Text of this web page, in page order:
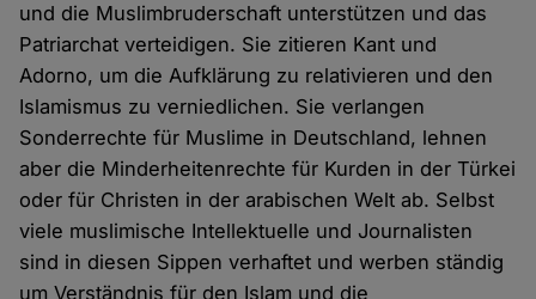
und die Muslimbruderschaft unterstützen und das
Patriarchat verteidigen. Sie zitieren Kant und
Adorno, um die Aufklärung zu relativieren und den
Islamismus zu verniedlichen. Sie verlangen
Sonderrechte für Muslime in Deutschland, lehnen
aber die Minderheitenrechte für Kurden in der Türkei
oder für Christen in der arabischen Welt ab. Selbst
viele muslimische Intellektuelle und Journalisten
sind in diesen Sippen verhaftet und werben ständig
um Verständnis für den Islam und die